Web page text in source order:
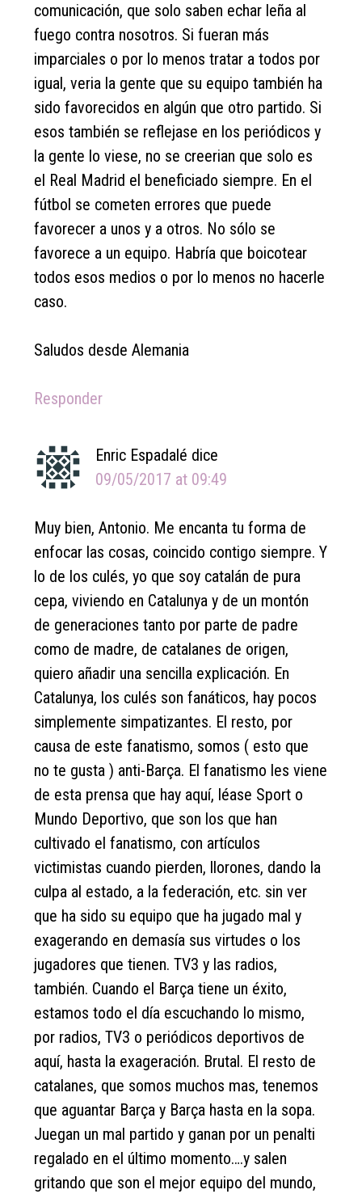
comunicación, que solo saben echar leña al
fuego contra nosotros. Si fueran más
imparciales o por lo menos tratar a todos por
igual, veria la gente que su equipo también ha
sido favorecidos en algún que otro partido. Si
esos también se reflejase en los periódicos y
la gente lo viese, no se creerian que solo es
el Real Madrid el beneficiado siempre. En el
fútbol se cometen errores que puede
favorecer a unos y a otros. No sólo se
favorece a un equipo. Habría que boicotear
todos esos medios o por lo menos no hacerle
caso.
Saludos desde Alemania
Responder
Enric Espadalé dice
09/05/2017 at 09:49
Muy bien, Antonio. Me encanta tu forma de
enfocar las cosas, coincido contigo siempre. Y
lo de los culés, yo que soy catalán de pura
cepa, viviendo en Catalunya y de un montón
de generaciones tanto por parte de padre
como de madre, de catalanes de origen,
quiero añadir una sencilla explicación. En
Catalunya, los culés son fanáticos, hay pocos
simplemente simpatizantes. El resto, por
causa de este fanatismo, somos ( esto que
no te gusta ) anti-Barça. El fanatismo les viene
de esta prensa que hay aquí, léase Sport o
Mundo Deportivo, que son los que han
cultivado el fanatismo, con artículos
victimistas cuando pierden, llorones, dando la
culpa al estado, a la federación, etc. sin ver
que ha sido su equipo que ha jugado mal y
exagerando en demasía sus virtudes o los
jugadores que tienen. TV3 y las radios,
también. Cuando el Barça tiene un éxito,
estamos todo el día escuchando lo mismo,
por radios, TV3 o periódicos deportivos de
aquí, hasta la exageración. Brutal. El resto de
catalanes, que somos muchos mas, tenemos
que aguantar Barça y Barça hasta en la sopa.
Juegan un mal partido y ganan por un penalti
regalado en el último momento….y salen
gritando que son el mejor equipo del mundo,